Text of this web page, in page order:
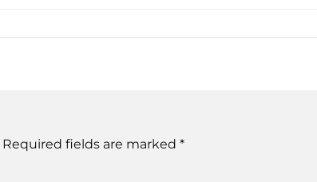
Required fields are marked *